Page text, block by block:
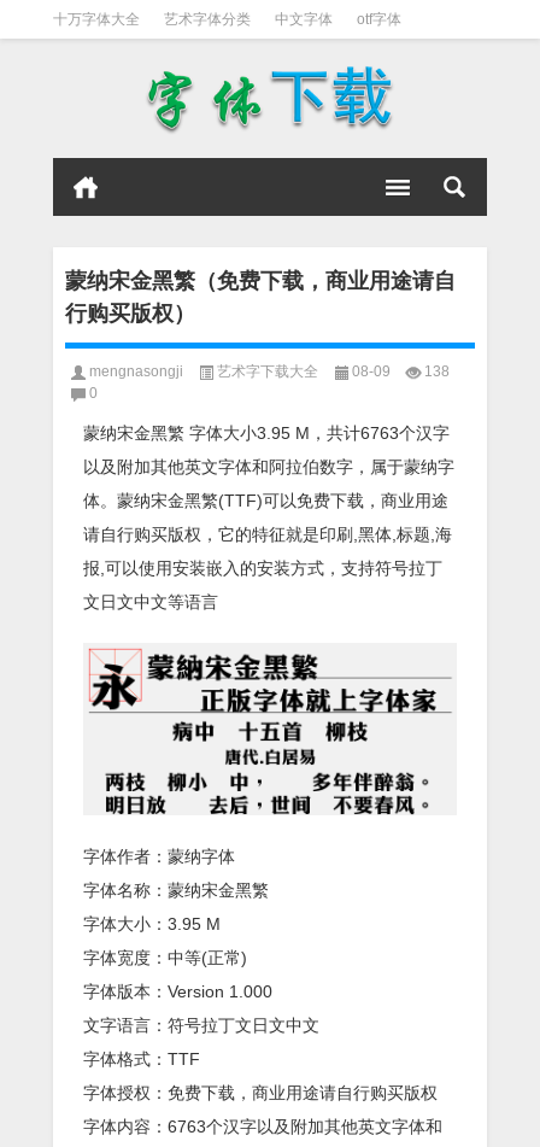
十万字体大全 艺术字体分类 中文字体 otf字体
蒙纳宋金黑繁（免费下载，商业用途请自
行购买版权）
mengnasongji 艺术字下载大全 08-09
138
0
蒙纳宋金黑繁 字体大小3.95 M，共计6763个汉字
以及附加其他英文字体和阿拉伯数字，属于蒙纳字
体。蒙纳宋金黑繁(TTF)可以免费下载，商业用途
请自行购买版权，它的特征就是印刷,黑体,标题,海
报,可以使用安装嵌入的安装方式，支持符号拉丁
文日文中文等语言
字体作者：蒙纳字体
字体名称：蒙纳宋金黑繁
字体大小：3.95 M
字体宽度：中等(正常)
字体版本：Version 1.000
文字语言：符号拉丁文日文中文
字体格式：TTF
字体授权：免费下载，商业用途请自行购买版权
字体内容：6763个汉字以及附加其他英文字体和